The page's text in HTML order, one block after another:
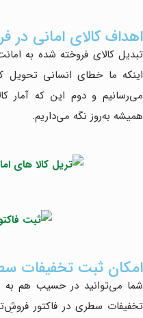
اهداف کالای امانی در
تبدیل کالای فروخته شده به
اینکه ما خطای انسانی تحویل
می‌رسانیم و دوم این که آمار
همیشه به‌روز نگه می‌داریم.
امکان ثبت تخفیفات
شما می‌توانید در حسیب هم
تخفیفات سطری در فاکتور